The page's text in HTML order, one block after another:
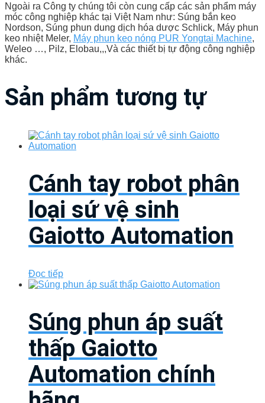
Ngoài ra Công ty chúng tôi còn cung cấp các sản phẩm máy
móc công nghiệp khác tại Việt Nam như: Súng bắn keo
Nordson, Súng phun dung dịch hóa dược Schlick, Máy phun
keo nhiệt Meler, Máy phun keo nóng PUR Yongtai Machine,
Weleo …, Pilz, Elobau,,,Và các thiết bị tự động công nghiệp
khác.
Sản phẩm tương tự
Cánh tay robot phân
loại sứ vệ sinh
Gaiotto Automation
Đọc tiếp
Súng phun áp suất
thấp Gaiotto
Automation chính